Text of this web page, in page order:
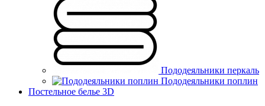
Пододеяльники перкаль
Пододеяльники поплин
Постельное белье 3D